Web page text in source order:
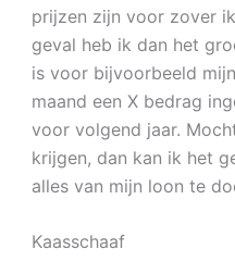
prijzen zijn voor zover
geval heb ik dan het
is voor bijvoorbeeld
maand een X bedrag
voor volgend jaar.
krijgen, dan kan ik het
alles van mijn loon te
Kaasschaaf